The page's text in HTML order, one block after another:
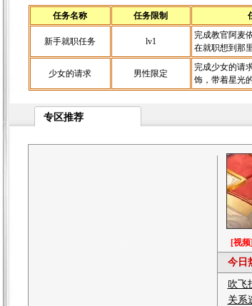
任务名称 任务限制
新手就职任务 lv1
完成教官阿麦
在就职想到那
少女的请求 男性限定
完成少女的请
饰，带着星光
专区推荐
[视频]
今日
吹飞
关系